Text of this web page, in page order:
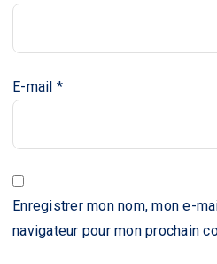
E-mail *
Enregistrer mon nom, mon e-
navigateur pour mon prochain